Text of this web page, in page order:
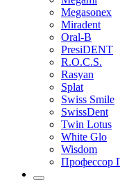
Megasonex
Miradent
Oral-B
PresiDENT
R.O.C.S.
Rasyan
Splat
Swiss Smile
SwissDent
Twin Lotus
White Glo
Wisdom
Профессор